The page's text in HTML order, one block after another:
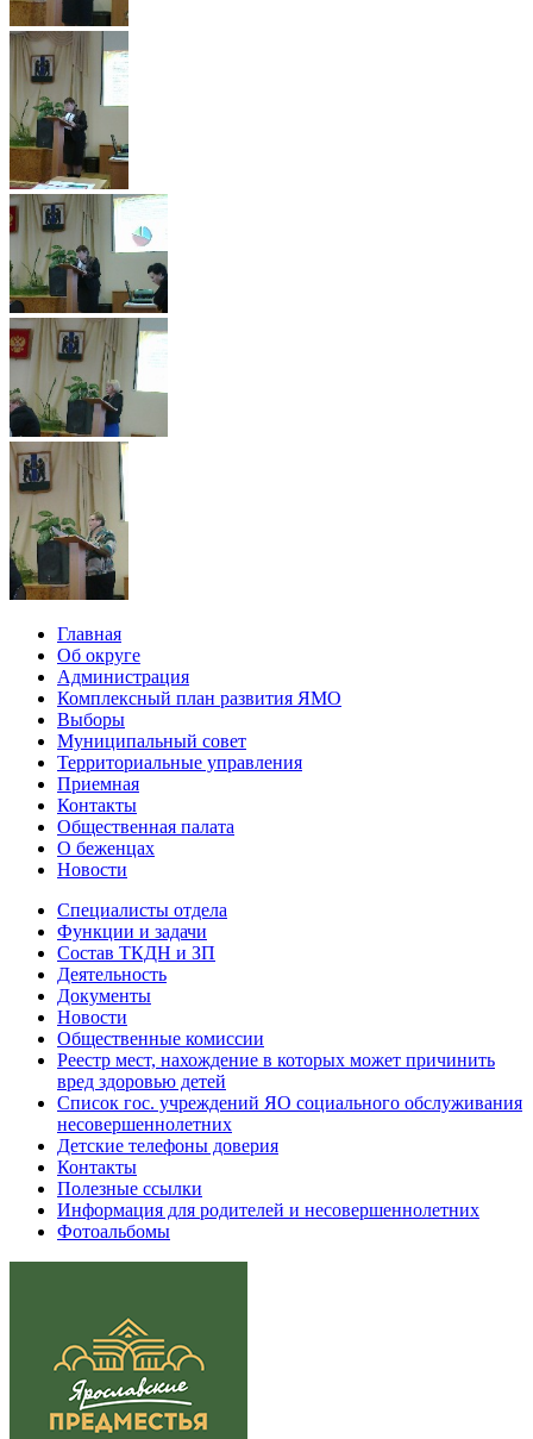
Главная
Об округе
Администрация
Комплексный план развития ЯМО
Выборы
Муниципальный совет
Территориальные управления
Приемная
Контакты
Общественная палата
О беженцах
Новости
Специалисты отдела
Функции и задачи
Состав ТКДН и ЗП
Деятельность
Документы
Новости
Общественные комиссии
Реестр мест, нахождение в которых может причинить
вред здоровью детей
Список гос. учреждений ЯО социального обслуживания
несовершеннолетних
Детские телефоны доверия
Контакты
Полезные ссылки
Информация для родителей и несовершеннолетних
Фотоальбомы